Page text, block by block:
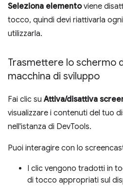
Seleziona elementoviene
tocco, quindi devi riattivarla
utilizzarla.
Trasmettere lo schermo
macchina di sviluppo
Fai clic suAttiva/disattiva
visualizzare i contenuti del tuo
nell'istanza di DevTools.
Puoi interagire con lo
I clic vengono tradotti in
di tocco appropriati sul